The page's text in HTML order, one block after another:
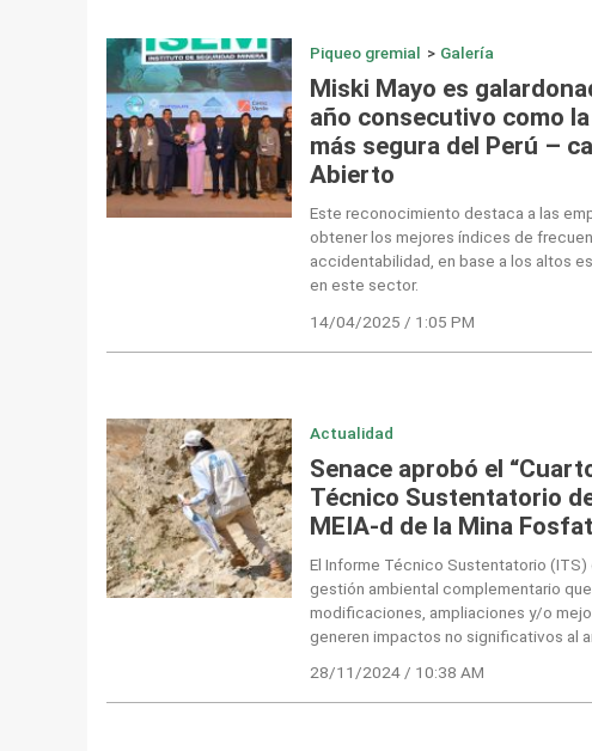
Piqueo gremial > Galería
Miski Mayo es
año consecutivo como
más segura del Perú –
Abierto
Este reconocimiento destaca a las
obtener los mejores índices de
accidentabilidad, en base a los altos
en este sector.
14/04/2025 / 1:05 PM
Actualidad
Senace aprobó el
Técnico Sustentatorio
MEIA-d de la Mina
El Informe Técnico Sustentatorio
gestión ambiental complementario
modificaciones, ampliaciones y/o
generen impactos no significativos al
28/11/2024 / 10:38 AM